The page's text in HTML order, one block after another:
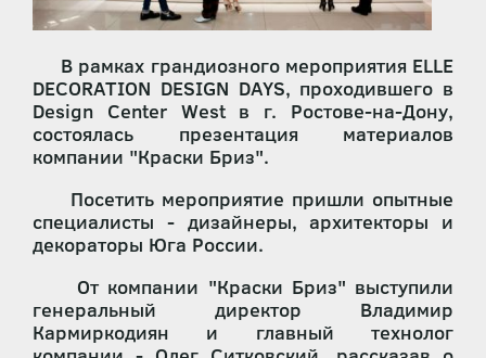
В рамках грандиозного мероприятия ELLE
DECORATION DESIGN DAYS, проходившего в
Design Center West в г. Ростове-на-Дону,
состоялась презентация материалов
компании "Краски Бриз".
Посетить мероприятие пришли опытные
специалисты - дизайнеры, архитекторы и
декораторы Юга России.
От компании "Краски Бриз" выступили
генеральный директор Владимир
Кармиркодиян и главный технолог